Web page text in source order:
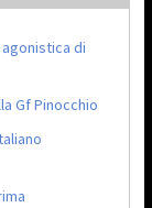
agonistica di
Gf Pinocchio